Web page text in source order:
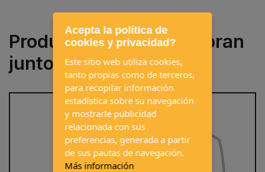
Productos que se compran
juntos a menudo
Acepta la política de
cookies y privacidad?
Este sitio web utiliza cookies,
tanto propias como de terceros,
para recopilar información
estadística sobre su navegación
y mostrarle publicidad
relacionada con sus
preferencias, generada a partir
de sus pautas de navegación.
Más información